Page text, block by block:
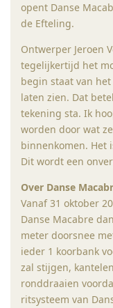
opent Danse
de Efteling.
Ontwerper Jeroen
tegelijkertijd het
begin staat van
laten zien. Dat
tekening sta. Ik
worden door wat
binnenkomen. Het
Dit wordt een
Over Danse
Vanaf 31 oktober
Danse Macabre
meter doorsnee
ieder 1 koorbank
zal stijgen,
ronddraaien
ritsysteem van